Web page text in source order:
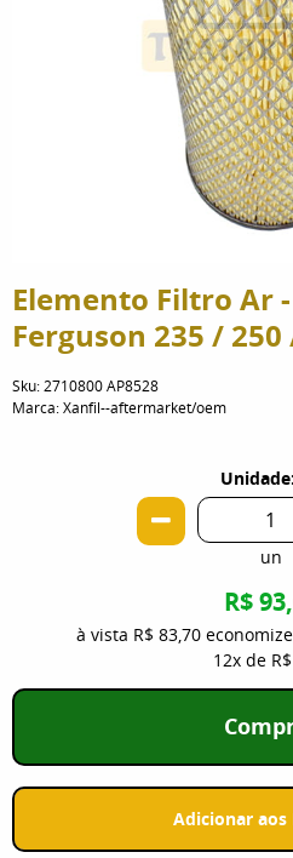
Elemento Filtro Ar
Ferguson 235 /
Sku: 2710800 AP8528
Marca:Xanfil--aftermarket/oem
un
R$
à vista R$ 83,70 economize
12x de
Adicionar aos